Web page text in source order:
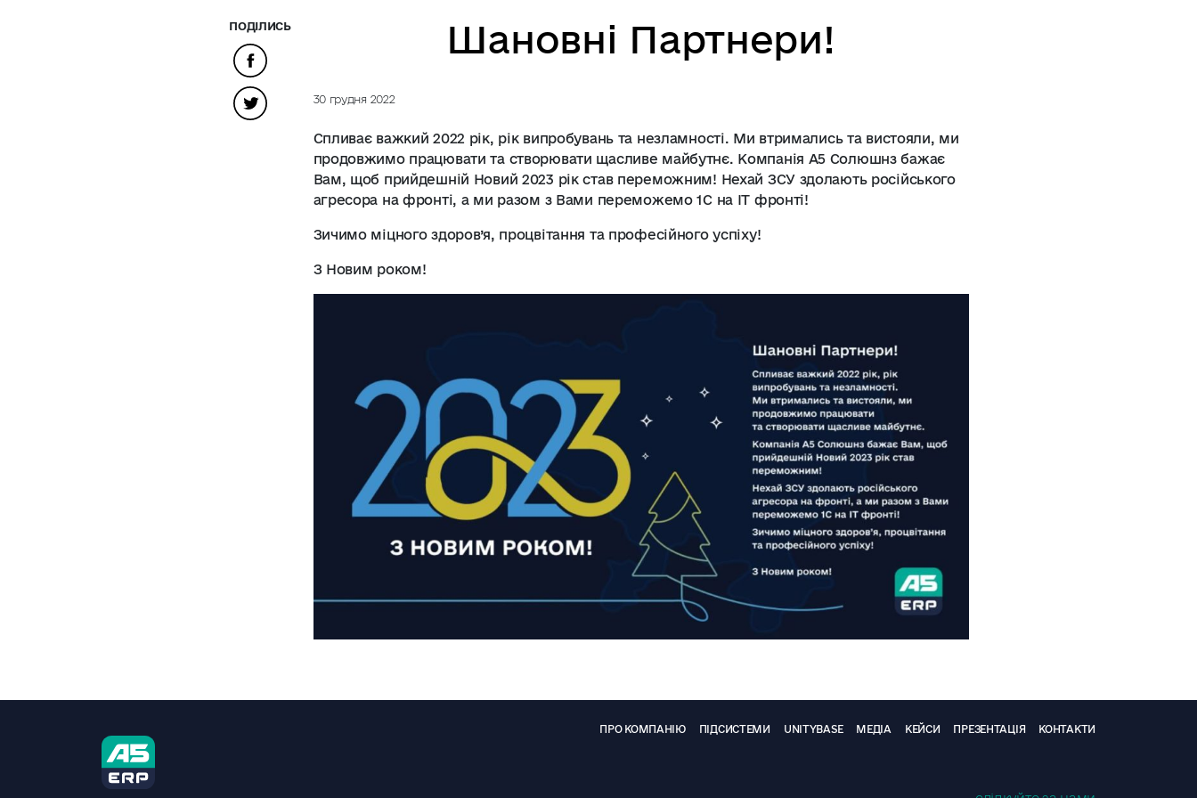
ПОДІЛИСЬ Шановні Партнери!
30 грудня 2022
Спливає важкий 2022 рік, рік випробувань та незламності. Ми втримались та вистояли, ми
продовжимо працювати та створювати щасливе майбутнє. Компанія А5 Солюшнз бажає
Вам, щоб прийдешній Новий 2023 рік став переможним! Нехай ЗСУ здолають російського
агресора на фронті, а ми разом з Вами переможемо 1С на ІТ фронті!
Зичимо міцного здоров’я, процвітання та професійного успіху!
З Новим роком!
ПРО КОМПАНІЮ ПІДСИСТЕМИ UNITYBASE МЕДІА КЕЙСИ ПРЕЗЕНТАЦІЯ КОНТАКТИ